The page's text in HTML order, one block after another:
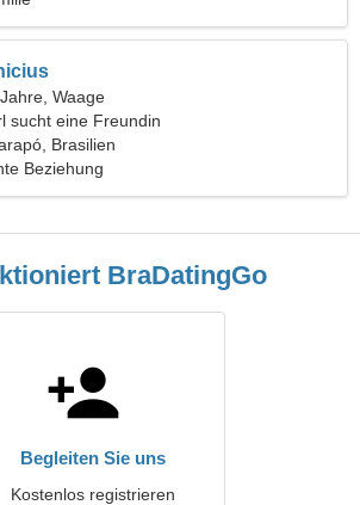
Waage
sucht eine Freundin
Brasilien
Beziehung
BraDatingGo
Begleiten Sie uns
Kostenlos registrieren